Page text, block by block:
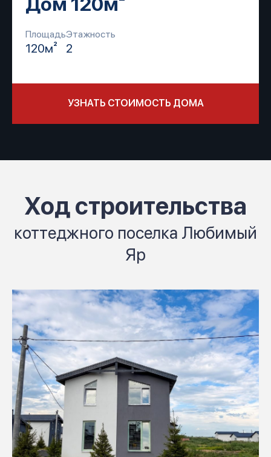
Площадь
120м²
Этажность
2
УЗНАТЬ СТОИМОСТЬ ДОМА
Ход строительства
коттеджного поселка Любимый
Яр